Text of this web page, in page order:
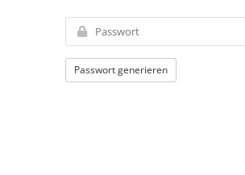
Passwort generieren